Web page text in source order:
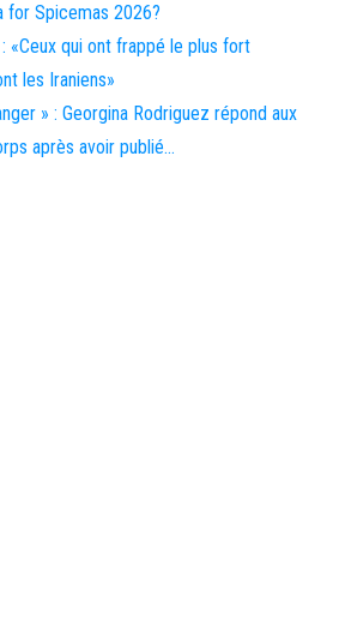
for Spicemas 2026?
«Ceux qui ont frappé le plus fort
les Iraniens»
» : Georgina Rodriguez répond aux
après avoir publié…